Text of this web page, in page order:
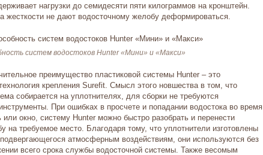
нагрузки до семидесяти пяти килограммов на кронштейн.
жесткости не дают водосточному желобу деформироваться.
систем водостоков Hunter «Мини» и «Макси»
преимущество пластиковой системы Hunter – это
крепления Surefit. Смысл этого новшества в том, что
собирается на уплотнителях, для сборки не требуются
При ошибках в просчете и попадании водостока во время
окно, систему Hunter можно быстро разобрать и перенести
на требуемое место. Благодаря тому, что уплотнители изготовлены
атмосферным воздействиям, они используются без
всего срока службы водосточной системы. Также весомым